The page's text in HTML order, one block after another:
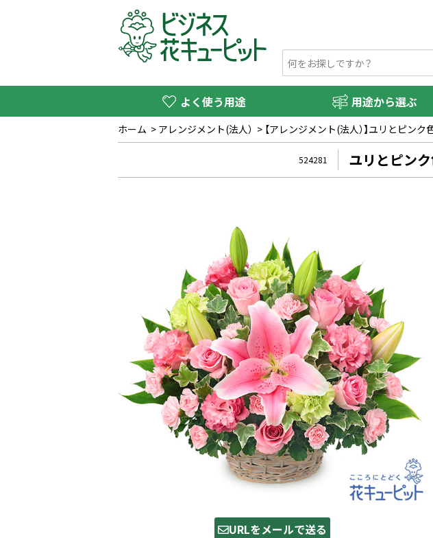
よく使う用途 用途から選ぶ
ホーム > アレンジメント(法人） > 【アレンジメント(法人）】ユリとピン
524281 ユリとピン
URLをメールで送る